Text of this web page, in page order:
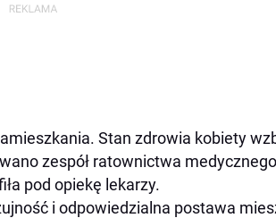
Stan zdrowia kobiety
zespół ratownictwa
pod opiekę lekarzy.
i odpowiedzialna postawa